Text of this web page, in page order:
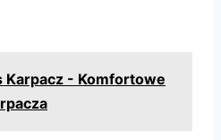
Karpacz - Komfortowe